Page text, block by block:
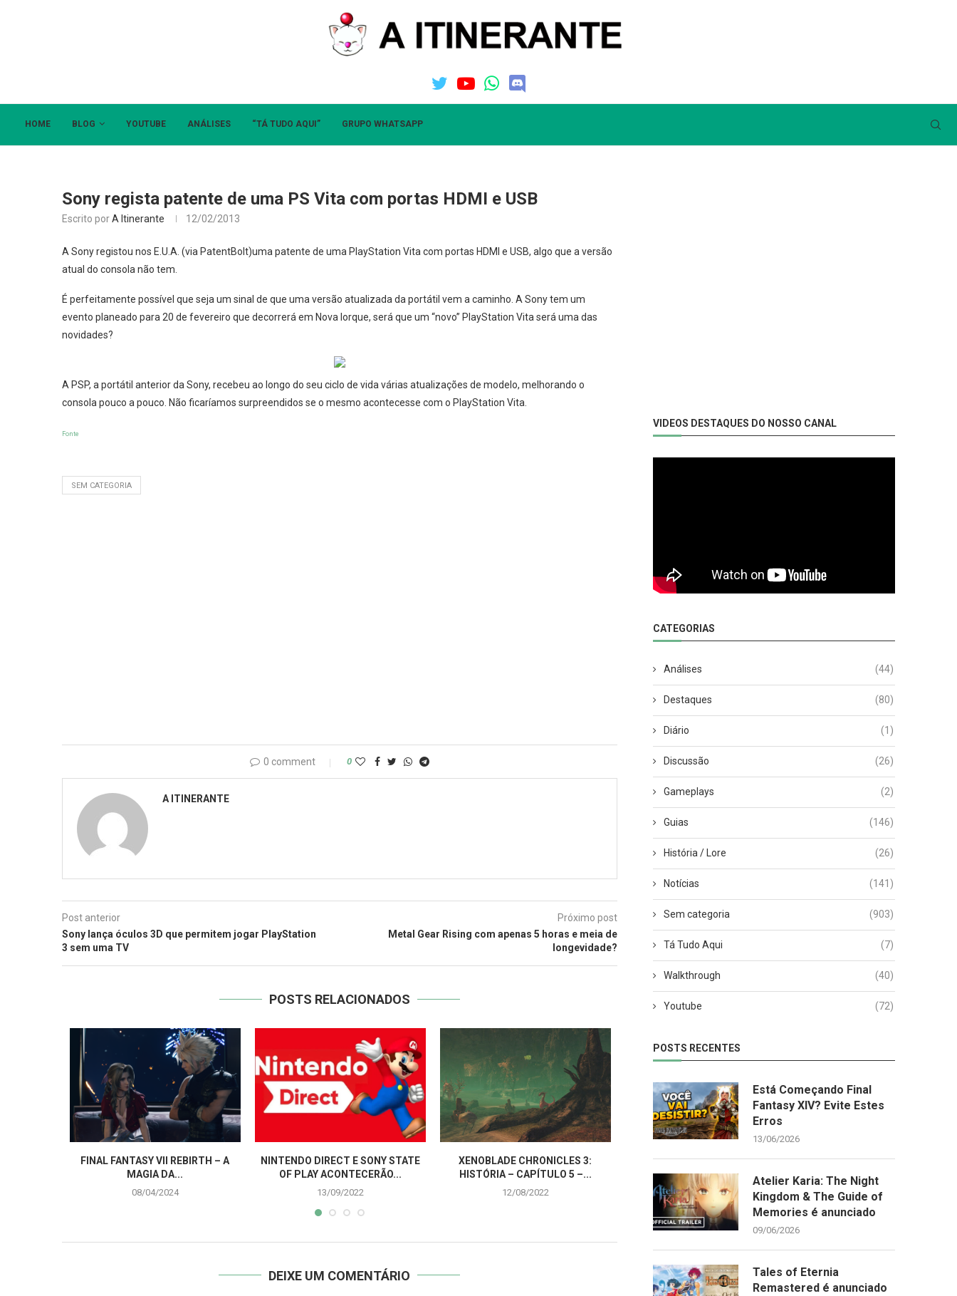
HOME BLOG YOUTUBE ANÁLISES “TÁ TUDO AQUI” GRUPO WHATSAPP
Sony regista patente de uma PS Vita com portas HDMI e USB
Escrito porA Itinerante 12/02/2013
A Sony registou nos E.U.A. (via PatentBolt)uma patente de uma PlayStation Vita com portas HDMI e USB, algo que a versão
atual do consola não tem.
É perfeitamente possível que seja um sinal de que uma versão atualizada da portátil vem a caminho. A Sony tem um
evento planeado para 20 de fevereiro que decorrerá em Nova Iorque, será que um “novo” PlayStation Vita será uma das
novidades?
A PSP, a portátil anterior da Sony, recebeu ao longo do seu ciclo de vida várias atualizações de modelo, melhorando o
consola pouco a pouco. Não ficaríamos surpreendidos se o mesmo acontecesse com o PlayStation Vita.
Fonte
SEM CATEGORIA
0 comment 0
A ITINERANTE
Post anterior
Sony lança óculos 3D que permitem jogar PlayStation
3 sem uma TV
Próximo post
Metal Gear Rising com apenas 5 horas e meia de
longevidade?
POSTS RELACIONADOS
FINAL FANTASY VII REBIRTH – A
MAGIA DA...
08/04/2024
NINTENDO DIRECT E SONY STATE
OF PLAY ACONTECERÃO...
13/09/2022
XENOBLADE CHRONICLES 3:
HISTÓRIA – CAPÍTULO 5 –...
12/08/2022
APÓS QUASE 5...
TRADUZIDO EM
DEIXE UM COMENTÁRIO
VIDEOS DESTAQUES DO NOSSO CANAL
CATEGORIAS
Análises (44)
Destaques (80)
Diário (1)
Discussão (26)
Gameplays (2)
Guias (146)
História / Lore (26)
Notícias (141)
Sem categoria (903)
Tá Tudo Aqui (7)
Walkthrough (40)
Youtube (72)
POSTS RECENTES
Está Começando Final
Fantasy XIV? Evite Estes
Erros
13/06/2026
Atelier Karia: The Night
Kingdom & The Guide of
Memories é anunciado
09/06/2026
Tales of Eternia
Remastered é anunciado